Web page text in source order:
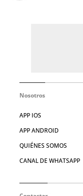
Nosotros
APP IOS
APP ANDROID
QUIÉNES SOMOS
CANAL DE WHATSAPP